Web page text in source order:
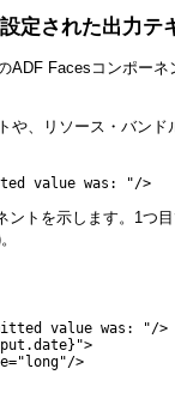
定された出力テ
Facesコンポーネ
や、リソース・バン
ントを示します。1つ
value was: "/>
>